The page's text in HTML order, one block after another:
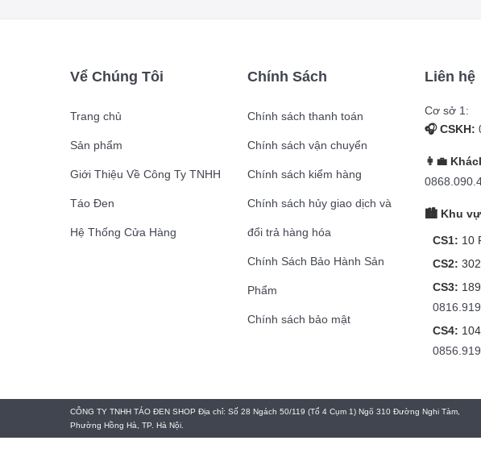
Vể Chúng Tôi
Trang chủ
Sản phẩm
Giới Thiệu Về Công Ty TNHH
Táo Đen
Hệ Thống Cửa Hàng
Chính Sách
Chính sách thanh toán
Chính sách vận chuyển
Chính sách kiểm hàng
Chính sách hủy giao dịch và
đổi trả hàng hóa
Chính Sách Bảo Hành Sản
Phẩm
Chính sách bảo mật
Liên hệ
Cơ sở 1:
🎧 CSKH:
👩‍💼
🏙️ Khu
CS1: 10
CS2:
CS3:
CS4:
CÔNG TY TNHH TÁO ĐEN SHOP Địa chỉ: Số 28 Ngách 50/119 (Tổ 4 Cụm 1) Ngõ 310 Đường Nghi Tàm,
Phường Hồng Hà, TP. Hà Nội.